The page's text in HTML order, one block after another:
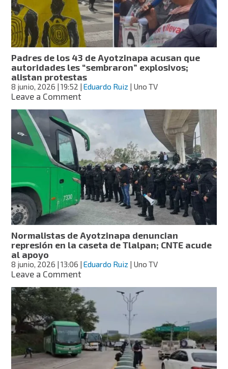
a
normalistas
Padres de los 43 de Ayotzinapa acusan que
autoridades les “sembraron” explosivos;
alistan protestas
8 junio, 2026 | 19:52 |Eduardo Ruiz | Uno TV
Leave a Commenton
43
de
Ayotzinapa
acusan
que
autoridades
les
“sembraron”
explosivos;
alistan
protestas
Normalistas de Ayotzinapa denuncian
represión en la caseta de Tlalpan; CNTE acude
al apoyo
8 junio, 2026 | 13:06 |Eduardo Ruiz | Uno TV
Leave a Commenton
de
Ayotzinapa
denuncian
represión
en
la
caseta